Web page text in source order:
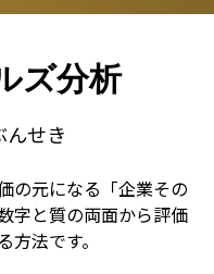
ズ分析
んせき
の元になる「企業その
字と質の両面から評価
法です。